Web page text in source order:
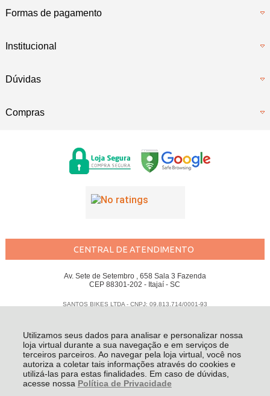
Utilizamos seus dados para analisar e personalizar nossa
loja virtual durante a sua navegação e em serviços de
terceiros parceiros. Ao navegar pela loja virtual, você nos
autoriza a coletar tais informações através do cookies e
utilizá-las para estas finalidades. Em caso de dúvidas,
acesse nossa Política de Privacidade
Formas de pagamento
Institucional
Dúvidas
Compras
CENTRAL DE ATENDIMENTO
Av. Sete de Setembro , 658 Sala 3 Fazenda
CEP 88301-202 - Itajaí - SC
SANTOS BIKES LTDA - CNPJ: 09.813.714/0001-93